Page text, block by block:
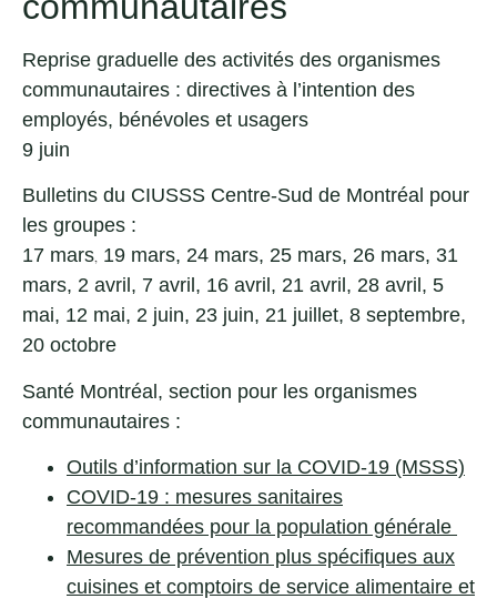
Reprise graduelle des activités des organismes
communautaires : directives à l’intention des
employés, bénévoles et usagers
9 juin
Bulletins du CIUSSS Centre-Sud de Montréal pour
les groupes :
17 mars 19 mars, 24 mars, 25 mars, 26 mars, 31
mars, 2 avril , 7 avril , 16 avril , 21 avril , 28 avril , 5
mai, 12 mai, 2 juin, 23 juin, 21 juillet, 8 septembre,
20 octobre
Santé Montréal, section pour les organismes
communautaires :
Outils d’information sur la COVID-19 (MSSS)
COVID-19 : mesures sanitaires
recommandées pour la population générale
Mesures de prévention plus spécifiques aux
cuisines et comptoirs de service alimentaire et